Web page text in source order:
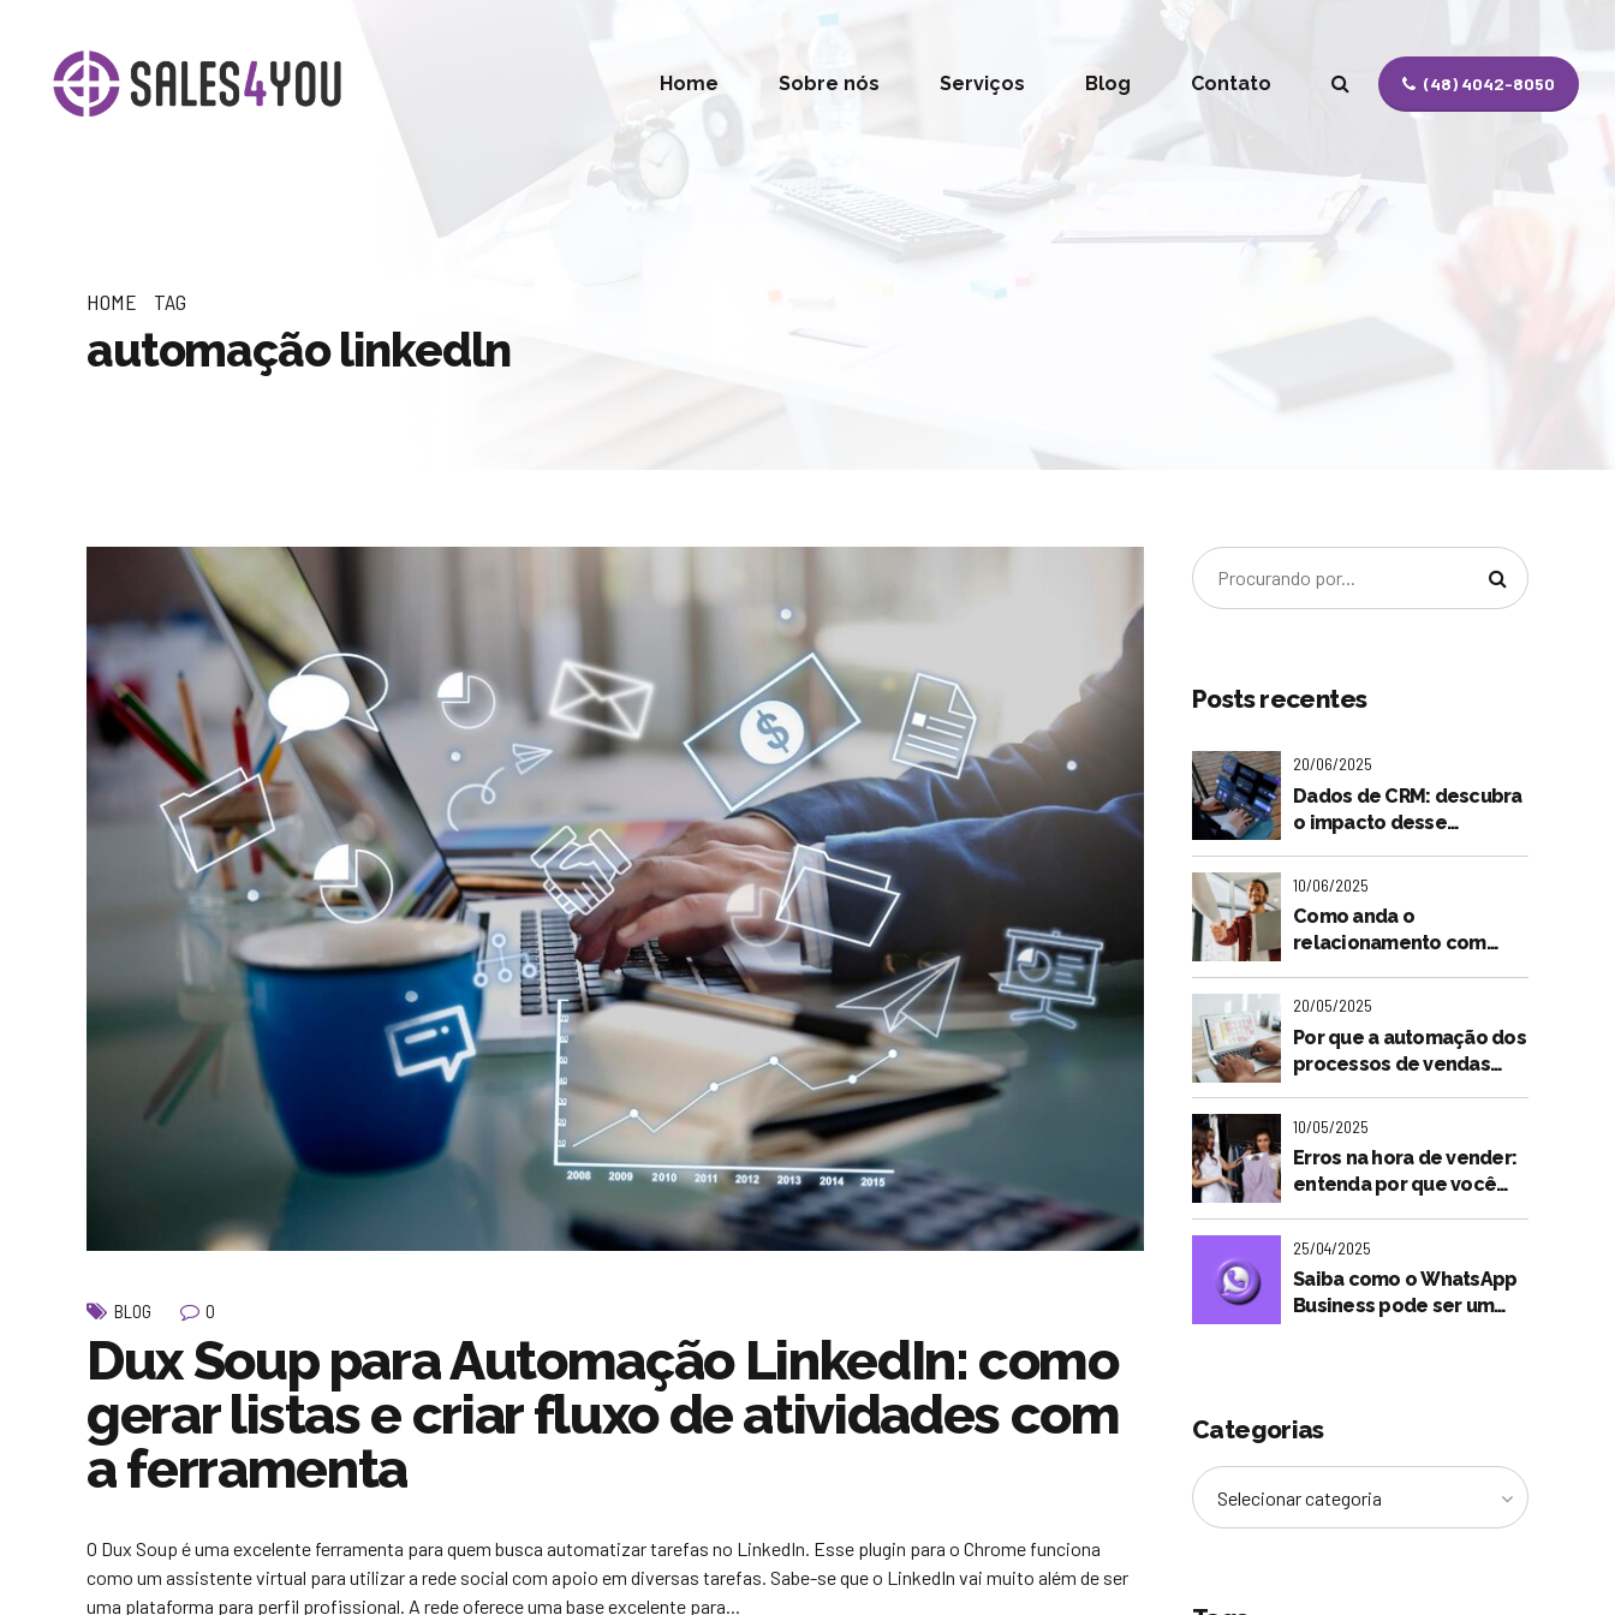
(48) 4042-8050
Home Sobre nós Serviços Blog Contato
HOME TAG
automação linkedln
BLOG 0
Dux Soup para Automação LinkedIn: como
gerar listas e criar fluxo de atividades com
a ferramenta
O Dux Soup é uma excelente ferramenta para quem busca automatizar tarefas no LinkedIn. Esse plugin para o Chrome funciona
como um assistente virtual para utilizar a rede social com apoio em diversas tarefas. Sabe-se que o LinkedIn vai muito além de ser
uma plataforma para perfil profissional. A rede oferece uma base excelente para...
Posts recentes
20/06/2025
Dados de CRM: descubra
o impacto desse
do seu negócio
10/06/2025
Como anda o
relacionamento com
importância dessa
compra
20/05/2025
Por que a automação dos
processos de vendas
o futuro dos lojistas?
10/05/2025
Erros na hora de vender:
entenda por que você
vendas
25/04/2025
Saiba como o WhatsApp
Business pode ser um
Categorias
Selecionar categoria